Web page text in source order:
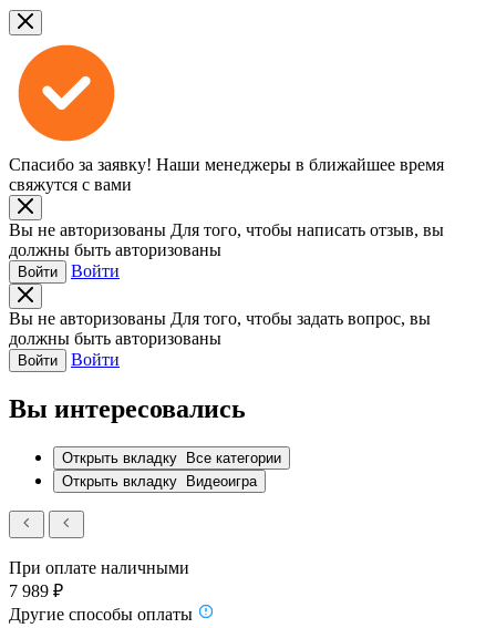
Спасибо за заявку! Наши менеджеры в ближайшее время
свяжутся с вами
Вы не авторизованы Для того, чтобы написать отзыв, вы
должны быть авторизованы
Войти Войти
Вы не авторизованы Для того, чтобы задать вопрос, вы
должны быть авторизованы
Войти Войти
Вы интересовались
Открыть вкладку
Все категории
Открыть вкладку
Видеоигра
При оплате наличными
7 989 ₽
Другие способы оплаты